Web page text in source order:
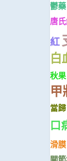
鬱藥
唐
紅
白
秋果
甲
當歸
口
滑膜